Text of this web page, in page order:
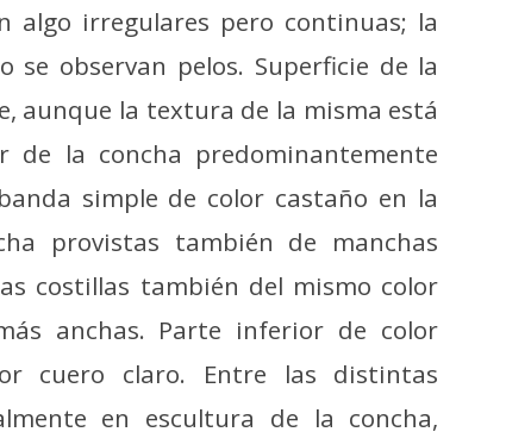
algo irregulares pero continuas; la
observan pelos. Superficie de la
aunque la textura de la misma está
de la concha predominantemente
simple de color castaño en la
provistas también de manchas
costillas también del mismo color
anchas. Parte inferior de color
cuero claro. Entre las distintas
en escultura de la concha,